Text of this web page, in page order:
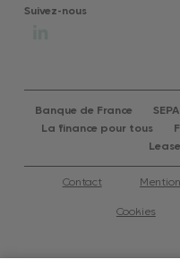
Suivez-nous
Banque de France
La finance pour tous
Contact
Cookies